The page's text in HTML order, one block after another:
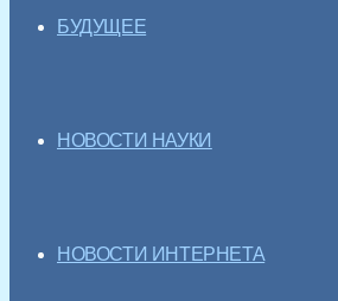
БУДУЩЕЕ
НОВОСТИ НАУКИ
НОВОСТИ ИНТЕРНЕТА